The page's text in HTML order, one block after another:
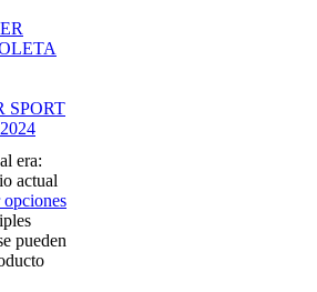
SPORT
era:
actual
opciones
pueden